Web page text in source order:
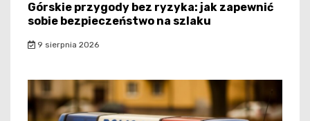
Górskie przygody bez ryzyka: jak zapewnić
sobie bezpieczeństwo na szlaku
9 sierpnia 2026